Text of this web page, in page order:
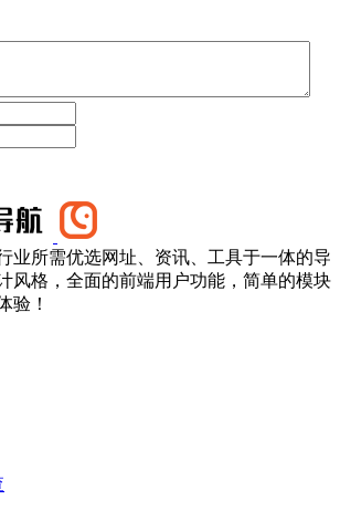
业所需优选网址、资讯、工具于一体的导
风格，全面的前端用户功能，简单的模块
验！